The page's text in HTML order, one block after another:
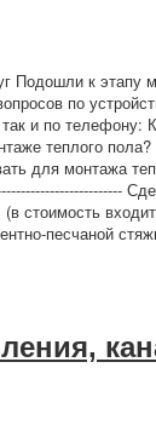
Подошли к этапу
по
и по телефону:
теплого
для монтажа
стоимость
песчаной